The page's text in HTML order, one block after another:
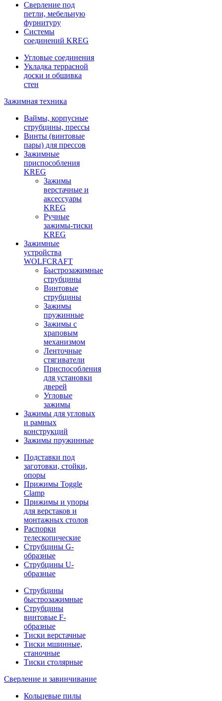
Сверление под
петли, мебельную
фурнитуру
Системы
соединений KREG
Угловые соединения
Укладка террасной
доски и обшивка
стен
Зажимная техника
Ваймы, корпусные
струбцины, прессы
Винты (винтовые
пары) для прессов
Зажимные
приспособления
KREG
Зажимы
верстачные и
аксессуары
KREG
Ручные
зажимы-тиски
KREG
Зажимные
устройства
WOLFCRAFT
Быстрозажимные
струбцины
Винтовые
струбцины
Зажимы
пружинные
Зажимы с
храповым
механизмом
Ленточные
стягиватели
Приспособления
для установки
дверей
Угловые
зажимы
Зажимы для угловых
и рамных
конструкций
Зажимы пружинные
Подставки под
заготовки, стойки,
опоры
Прижимы Toggle
Clamp
Прижимы и упоры
для верстаков и
монтажных столов
Распорки
телескопические
Струбцины G-
образные
Струбцины U-
образные
Струбцины
быстрозажимные
Струбцины
винтовые F-
образные
Тиски верстачные
Тиски мшинные,
станочные
Тиски столярные
Сверление и завинчивание
Кольцевые пилы